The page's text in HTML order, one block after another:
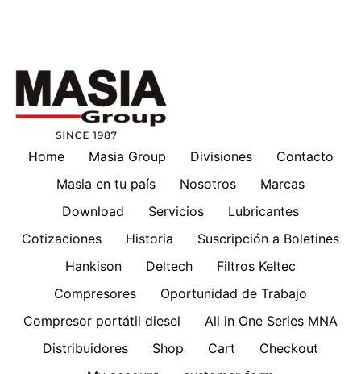
Home Masia Group Divisiones
Contacto
Masia en tu país
Nosotros
Marcas
Download
Servicios
Lubricantes
Cotizaciones
Historia
Suscripción a Boletines
Hankison
Deltech
Filtros Keltec
Compresores
Oportunidad de Trabajo
Compresor portátil diesel
All in One Series MNA
Distribuidores
Shop Cart
Checkout